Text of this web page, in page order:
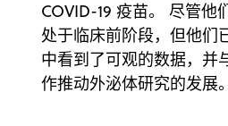
COVID-19 疫苗。 尽管他
处于临床前阶段，但他们
中看到了可观的数据，并
作推动外泌体研究的发展。